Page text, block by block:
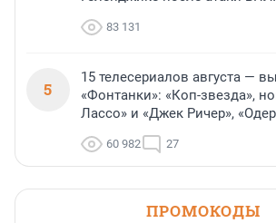
83 131
5
15 телесериалов августа —
«Фонтанки»: «Коп-звезда»,
Лассо» и «Джек Ричер»,
60 982 27
ПРОМОКОДЫ